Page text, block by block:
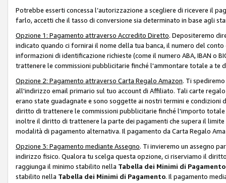
Potrebbe esserti concessa l’autorizzazione a scegliere di ricevere il
farlo, accetti che il tasso di conversione sia determinato in base agli
Opzione 1: Pagamento attraverso Accredito Diretto. Depositeremo
indicato quando ci fornirai il nome della tua banca, il numero del
informazioni di identificazione richieste (come il numero ABA, IBAN o
trattenere le commissioni pubblicitarie finché l'ammontare totale a
Opzione 2: Pagamento attraverso Carta Regalo Amazon. Ti
all'indirizzo email primario sul tuo account di Affiliato. Tali carte
erano state guadagnate e sono soggette ai nostri termini e
diritto di trattenere le commissioni pubblicitarie finché l'importo
inoltre il diritto di trattenere la parte dei pagamenti che supera il
modalità di pagamento alternativa. Il pagamento da Carta Regalo
Opzione 3: Pagamento mediante Assegno. Ti invieremo un assegno
indirizzo fisico. Qualora tu scelga questa opzione, ci riserviamo il
raggiunga il minimo stabilito nella Tabella dei Minimi di Pagamento
stabilito nella Tabella dei Minimi di Pagamento. Il pagamento